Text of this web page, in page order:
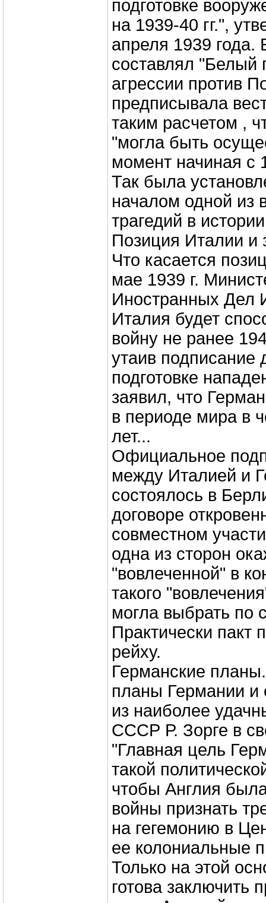
подготовке
на 1939-40 гг.",
апреля 1939 года.
составлял "Белый
агрессии против
предписывала
таким расчетом ,
"могла быть
момент начиная с
Так была
началом одной из
трагедий в
Позиция Италии и
Что касается
мае 1939 г.
Иностранных Дел
Италия будет
войну не ранее
утаив подписание
подготовке
заявил, что
в периоде мира в
лет...
Официальное
между Италией и
состоялось в
договоре
совместном
одна из сторон
"вовлеченной" в
такого
могла выбрать по
Практически пакт
рейху.
Германские
планы Германии и
из наиболее
СССР Р. Зорге в
"Главная цель
такой
чтобы Англия
войны признать
на гегемонию в
ее колониальные
Только на этой
готова заключить